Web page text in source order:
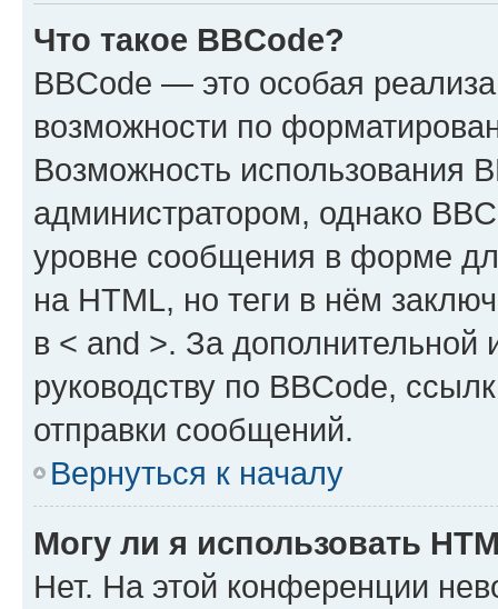
Что такое BBCode?
BBCode — это особая
возможности по
Возможность использования
администратором, однако
уровне сообщения в форме
на HTML, но теги в нём
в < and >. За
руководству по BBCode,
отправки сообщений.
Вернуться к началу
Могу ли я использовать
Нет. На этой конференции